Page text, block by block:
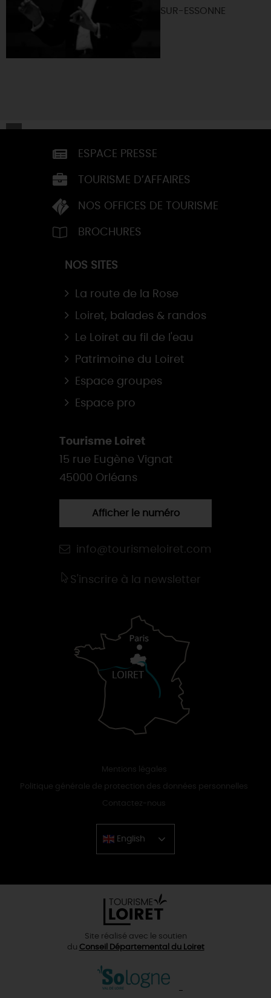
SUR-ESSONNE
ESPACE PRESSE
TOURISME D’AFFAIRES
NOS OFFICES DE TOURISME
BROCHURES
NOS SITES
La route de la Rose
Loiret, balades & randos
Le Loiret au fil de l'eau
Patrimoine du Loiret
Espace groupes
Espace pro
Tourisme Loiret
15 rue Eugène Vignat
45000 Orléans
Afficher le numéro
info@tourismeloiret.com
S'inscrire à la newsletter
Mentions légales
Politique générale de protection des données personnelles
Contactez-nous
English
Chinese
Site réalisé avec le soutien
du Conseil Départemental du Loiret